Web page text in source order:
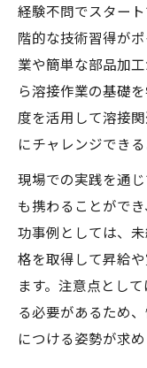
経験不問でスター
階的な技術習得が
業や簡単な部品加
ら溶接作業の基礎
度を活用して溶接
にチャレンジできる
現場での実践を通
も携わることがで
功事例としては、
格を取得して昇給
ます。注意点とし
る必要があるため
につける姿勢が求め